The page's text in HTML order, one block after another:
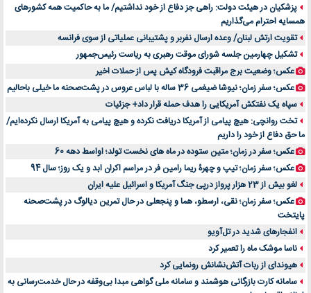
اهمیت انتخاب بهترین وکیل در سعادت آباد برای پرونده‌های حساس و کلان
لیفتراک صفر؛ راهنمای جامع خرید، قیمت و فروش در ایران
راهنمای جامع بهترین کفش ورزشی برای دویدن و استفاده روزمره | بررسی ۱۲ مدل برتر
پزشکیان در هیئت دولت: راهی جز دفاع از خود نداشتیم/ ما به حاکمیت همه کشورهای
همسایه احترام می‌گذاریم
تقویت ارتش لبنان/ وعده ارسال نفربر و پشتیبانی عملیاتی از سوی فرانسه
تشکیل چهارمین جلسه شورای موقت رهبری به ریاست رئیس‌جمهور
عکس؛ وضعیت برج مراقبت فرودگاه کیش پس از حملات اخیر
عکس؛ سفر زمان؛ نیوشا ضیغمی 36 ساله با لباس عروس در پشت‌صحنه ما خیلی باحالیم
سپاه یک نفتکش آمریکایی را هدف حمله قرار داد+ جزئیات
تخت روانچی: هیچ پیامی از آمریکا دریافت نکرده و هیچ پیامی به آمریکا ارسال نکرده‌ایم/
ما حق دفاع از خود را داریم
عکس؛ سفر در زمان؛ متین ستوده در ماه های نخست تولد؛ اواسط دهه 60
عکس؛ سفر زمان؛ تیپ و چهرۀ ریما رامین فر در مراسم اکران ابد و یک روز؛ سال 94
لغو بیش از 23 هزار پرواز درپی جنگ آمریکا و اسرائیل علیه ایران
عکس؛ سفر زمان؛ نقی، ارسطو، هما و پنجعلی در حال تمرین دیالوگ در پشت‌صحنه
پایتخت
انفجارهای شدید در تل‌آویو
ناسا موشک ماه را تعمیر کرد
هیوندای از ربات آتش‌نشانش رونمایی کرد
سامانه کارت بازرگانی هوشمند و سامانه ملی گواهی مبدا بی‌وقفه در حال خدمت‌رسانی به